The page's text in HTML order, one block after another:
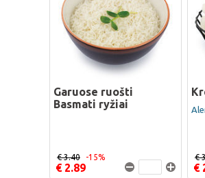
Garuose ruošti
Basmati ryžiai
€ 2.89
€ 3.40 -15%
€
€